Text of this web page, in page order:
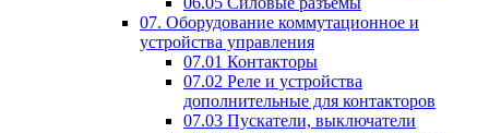
07. Оборудование коммутационное и
устройства управления
07.01 Контакторы
07.02 Реле и устройства
дополнительные для контакторов
07.03 Пускатели, выключатели